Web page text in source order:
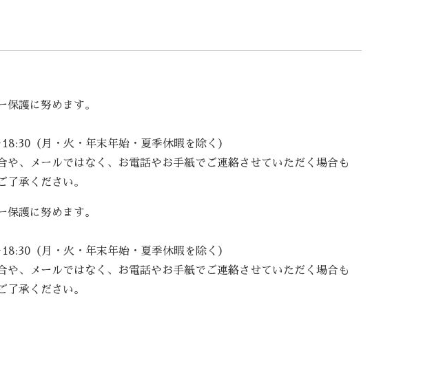
護に努めます。
（月・火・年末年始・夏季休暇を除く）
、メールではなく、お電話やお手紙でご連絡させていただく場合も
承ください。
護に努めます。
（月・火・年末年始・夏季休暇を除く）
、メールではなく、お電話やお手紙でご連絡させていただく場合も
承ください。